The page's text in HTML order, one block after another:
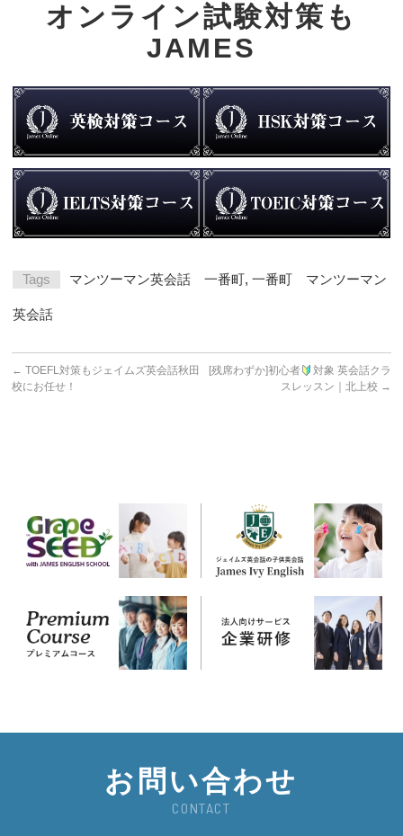
オンライン試験対策も
JAMES
Tags マンツーマン英会話 一番町,一番町 マンツーマン
英会話
← TOEFL対策もジェイムズ英会話秋田
校にお任せ！
[残席わずか]初心者
対象 英会話クラ
スレッスン｜北上校 →
お問い合わせ
CONTACT